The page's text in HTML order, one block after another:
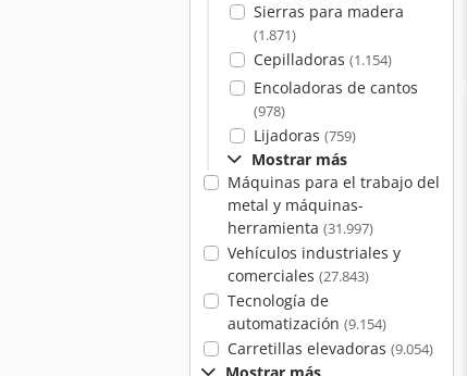
Sierras para madera
(1.871)
Cepilladoras (1.154)
Encoladoras de cantos
(978)
Lijadoras (759)
Mostrar más
Máquinas para el trabajo del
metal y máquinas-
herramienta (31.997)
Vehículos industriales y
comerciales (27.843)
Tecnología de
automatización (9.154)
Carretillas elevadoras (9.054)